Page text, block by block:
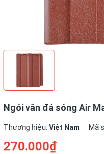
Ngói vân đá sóng Air
Thương hiệu: Việt Nam Mã
270.000₫